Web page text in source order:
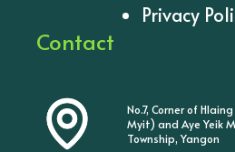
Privacy
Contact
No.7, Corner of
Myit) and Aye Yeik
Township, Yangon